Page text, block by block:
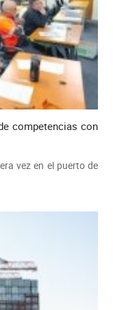
competencias con
vez en el puerto de